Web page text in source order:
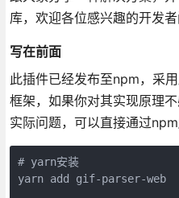
库，欢迎各位感兴趣的开发者
写在前面
此插件已经发布至npm，采
框架，如果你对其实现原理
实际问题，可以直接通过
# yarn安装
yarn add gif-parser-web